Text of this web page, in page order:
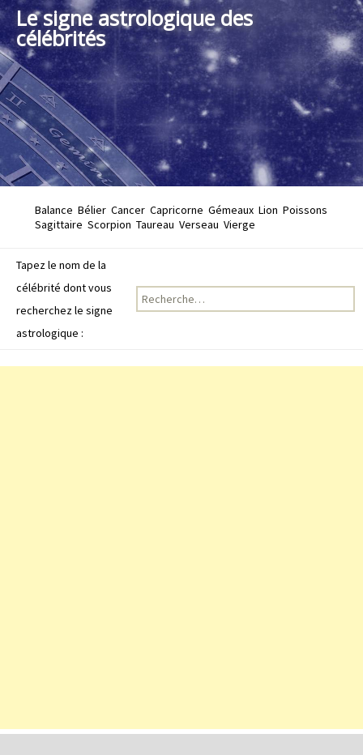
Le signe astrologique des
célébrités
Balance Bélier Cancer Capricorne Gémeaux Lion Poissons
Sagittaire Scorpion Taureau Verseau Vierge
Tapez le nom de la
célébrité dont vous
recherchez le signe
astrologique :
Recherche pour :